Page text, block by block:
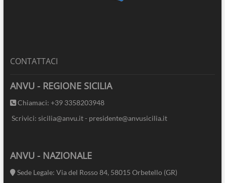
CONTATTACI
ANVU - REGIONE SICILIA
Chiamaci: +39 3358203948
Scrivici: sicilia@anvu.it - presidente@anvusicilia.it
ANVU - NAZIONALE
Sede Legale: Via del Rosso 84, 58015 Orbetello (GR)